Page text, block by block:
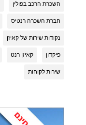
השכרת הרכב בפולין
חברת השכרה רנטיס
נקודות שירות של קאיזן
פיקדון קאיזן רנט
שירות לקוחות